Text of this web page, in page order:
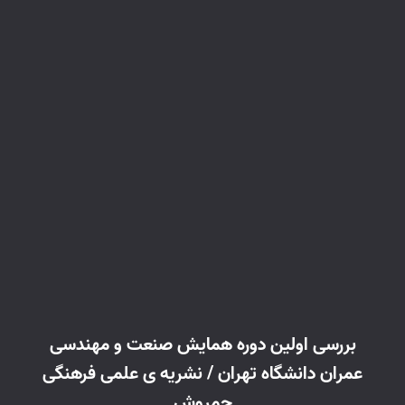
بررسی اولین دوره همایش صنعت و مهندسی
عمران دانشگاه تهران / نشریه ی علمی فرهنگی